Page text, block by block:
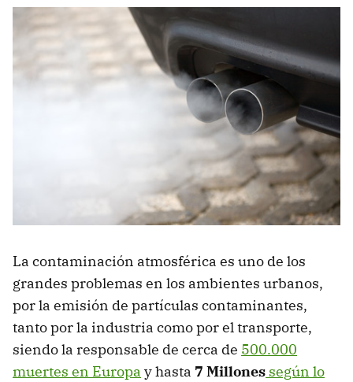
La contaminación atmosférica es uno de los
grandes problemas en los ambientes urbanos,
por la emisión de partículas contaminantes,
tanto por la industria como por el transporte,
siendo la responsable de cerca de 500.000
muertes en Europa y hasta 7 Millones según lo